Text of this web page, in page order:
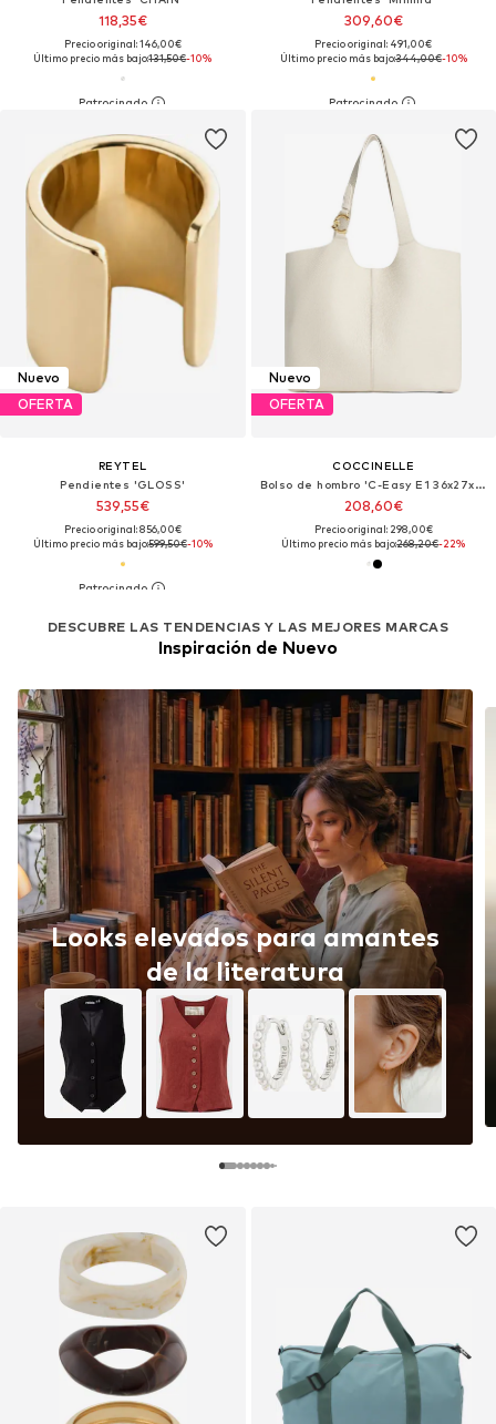
118,35€
Precio original: 146,00€
Último precio más bajo:131,50€-10%
309,60€
Precio original: 491,00€
Último precio más bajo:344,00€-10%
Nuevo
OFERTA
REYTEL
Pendientes 'GLOSS'
539,55€
Precio original: 856,00€
Último precio más bajo:599,50€-10%
DESCUBRE LAS TENDENCIAS Y LAS MEJORES MARCAS
Inspiración de Nuevo
Looks elevados para amantes
de la literatura
Nuevo
OFERTA
COCCINELLE
Bolso de hombro 'C-Easy E1 36x27x15 cm'
208,60€
Precio original: 298,00€
Último precio más bajo:268,20€-22%